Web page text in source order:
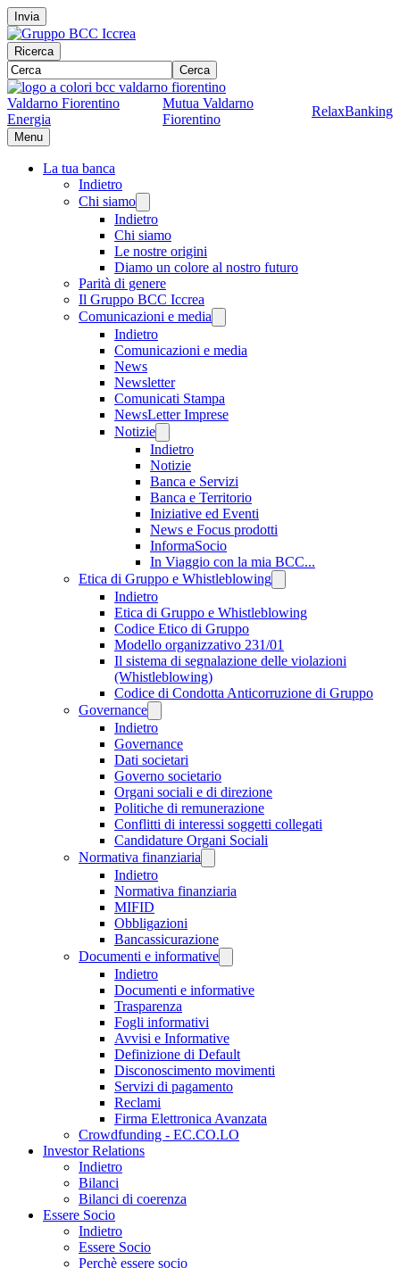
Invia
Ricerca
Cerca
Valdarno Fiorentino
Energia
Mutua Valdarno
Fiorentino
RelaxBanking
Menu
La tua banca
Indietro
Chi siamo
Indietro
Chi siamo
Le nostre origini
Diamo un colore al nostro futuro
Parità di genere
Il Gruppo BCC Iccrea
Comunicazioni e media
Indietro
Comunicazioni e media
News
Newsletter
Comunicati Stampa
NewsLetter Imprese
Notizie
Indietro
Notizie
Banca e Servizi
Banca e Territorio
Iniziative ed Eventi
News e Focus prodotti
InformaSocio
In Viaggio con la mia BCC...
Etica di Gruppo e Whistleblowing
Indietro
Etica di Gruppo e Whistleblowing
Codice Etico di Gruppo
Modello organizzativo 231/01
Il sistema di segnalazione delle violazioni
(Whistleblowing)
Codice di Condotta Anticorruzione di Gruppo
Governance
Indietro
Governance
Dati societari
Governo societario
Organi sociali e di direzione
Politiche di remunerazione
Conflitti di interessi soggetti collegati
Candidature Organi Sociali
Normativa finanziaria
Indietro
Normativa finanziaria
MIFID
Obbligazioni
Bancassicurazione
Documenti e informative
Indietro
Documenti e informative
Trasparenza
Fogli informativi
Avvisi e Informative
Definizione di Default
Disconoscimento movimenti
Servizi di pagamento
Reclami
Firma Elettronica Avanzata
Crowdfunding - EC.CO.LO
Investor Relations
Indietro
Bilanci
Bilanci di coerenza
Essere Socio
Indietro
Essere Socio
Perchè essere socio